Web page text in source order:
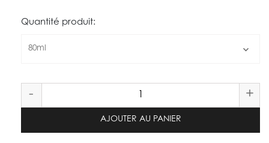
Quantité produit:
80ml
- +
AJOUTER AU PANIER